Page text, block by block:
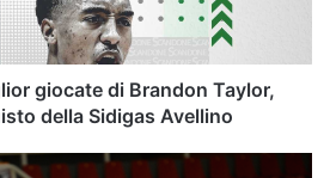
giocate di Brandon Taylor,
della Sidigas Avellino